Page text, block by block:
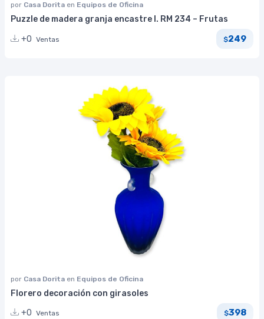
por Casa Dorita en Equipos de Oficina
Puzzle de madera granja encastre I. RM 234 – Frutas
+0 Ventas $249
por Casa Dorita en Equipos de Oficina
Florero decoración con girasoles
+0 Ventas $398